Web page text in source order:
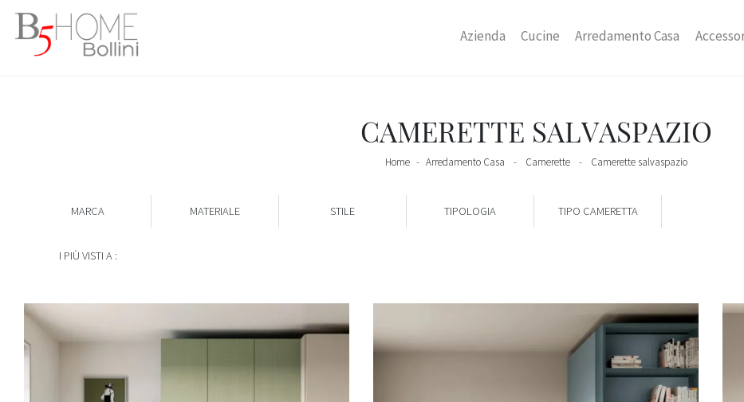
Azienda Cucine Arredamento Casa
CAMERETTE SALVASPAZIO
Home - Arredamento Casa - Camerette - Camerette salvaspazio
MARCA MATERIALE STILE TIPOLOGIA TIPO CAMERETTA
I PIÙ VISTI A :